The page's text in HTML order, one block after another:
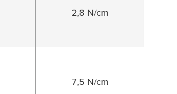
2,8 N/cm
7,5 N/cm